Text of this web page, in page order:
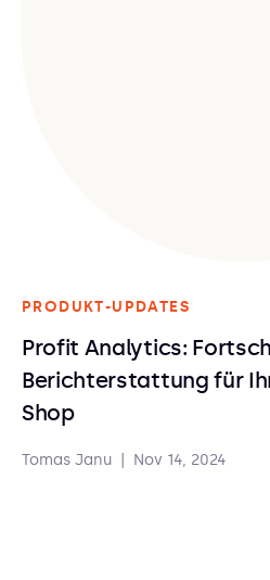
PRODUKT-UPDATES
Profit Analytics:
Berichterstattung für
Shop
Tomas Janu Nov 14, 2024